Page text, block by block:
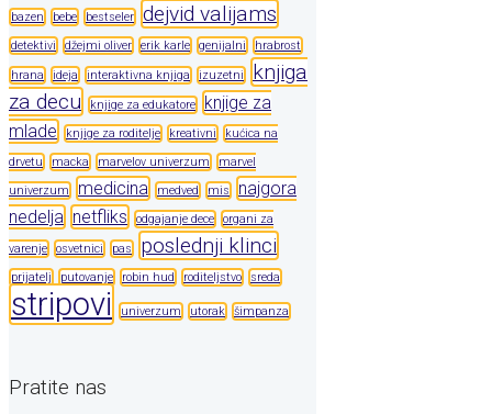
bazen bebe bestseler dejvid valijams
detektivi džejmi oliver erik karle genijalni hrabrost
hrana ideja interaktivna knjiga izuzetni
knjiga
za decu
knjige za edukatore
knjige za
mlade
knjige za roditelje kreativni
kućica na
drvetu
macka marvelov univerzum
marvel
univerzum
medicina medved mis
najgora
nedelja netfliks odgajanje dece organi za
varenje osvetnici pas poslednji klinci
prijatelj putovanje robin hud roditeljstvo sreda
stripovi univerzum utorak šimpanza
Pratite nas